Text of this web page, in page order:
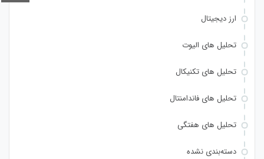
ارز دیجیتال
تحلیل های الیوت
تحلیل های تکنیکال
تحلیل های فاندامنتال
تحلیل های هفتگی
دسته‌بندی نشده